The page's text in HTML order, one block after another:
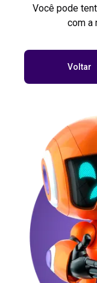
Você pode
com a
Voltar